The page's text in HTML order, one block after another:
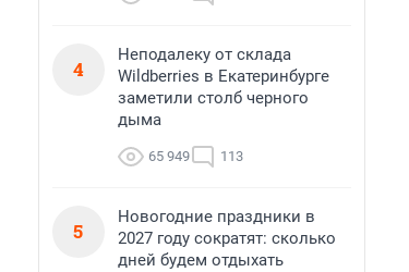
4
Неподалеку от склада
Wildberries в Екатеринбурге
заметили столб черного
дыма
65 949 113
5
Новогодние праздники в
2027 году сократят: сколько
дней будем отдыхать